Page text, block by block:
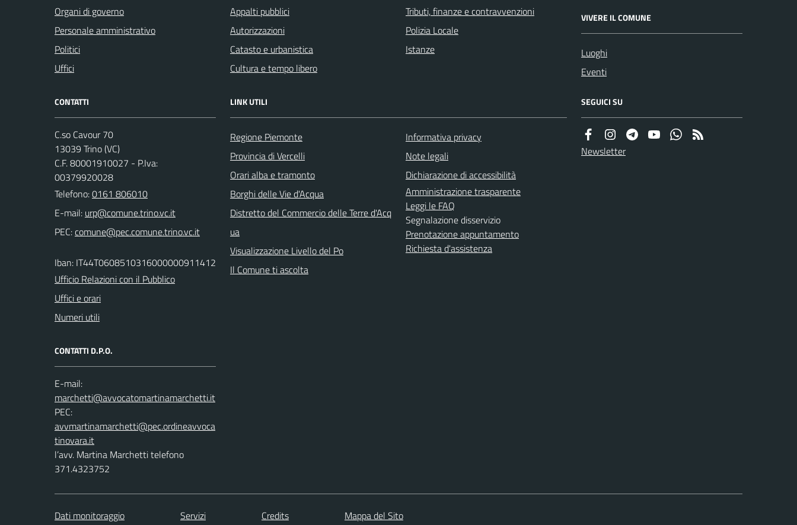
Organi di governo
Personale amministrativo
Politici
Uffici
Appalti pubblici
Autorizzazioni
Catasto e urbanistica
Cultura e tempo libero
Tributi, finanze e contravvenzioni
Polizia Locale
Istanze
VIVERE IL COMUNE
Luoghi
Eventi
CONTATTI
C.so Cavour 70
13039 Trino (VC)
C.F. 80001910027 - P.Iva:
00379920028
Telefono:0161 806010
E-mail:
PEC:
Iban: IT44T0608510316000000911412
Ufficio Relazioni con il Pubblico
Uffici e orari
Numeri utili
CONTATTI D.P.O.
E-mail:
PEC:
l’avv. Martina Marchetti telefono
371.4323752
LINK UTILI
Regione Piemonte
Provincia di Vercelli
Orari alba e tramonto
Borghi delle Vie d'Acqua
Distretto del Commercio delle Terre d'Acq
ua
Visualizzazione Livello del Po
Il Comune ti ascolta
Informativa privacy
Note legali
Dichiarazione di accessibilità
Amministrazione trasparente
Leggi le FAQ
Segnalazione disservizio
Prenotazione appuntamento
Richiesta d'assistenza
SEGUICI SU
Newsletter
Dati monitoraggio Servizi Credits Mappa del Sito